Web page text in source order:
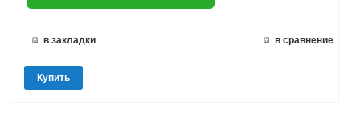
в закладки в сравнение
Купить